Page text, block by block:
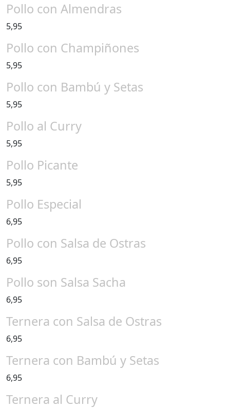
Pollo con Almendras
5,95
Pollo con Champiñones
5,95
Pollo con Bambú y Setas
5,95
Pollo al Curry
5,95
Pollo Picante
5,95
Pollo Especial
6,95
Pollo con Salsa de Ostras
6,95
Pollo son Salsa Sacha
6,95
Ternera con Salsa de Ostras
6,95
Ternera con Bambú y Setas
6,95
Ternera al Curry